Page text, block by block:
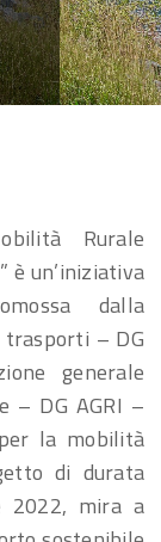
Rurale
è un’iniziativa
dalla
– DG
generale
– DG AGRI –
la mobilità
di durata
2022, mira a